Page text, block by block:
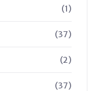
(1)
(37)
(2)
(37)